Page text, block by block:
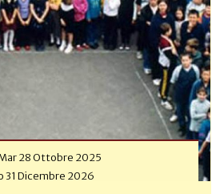
28 Ottobre 2025
31 Dicembre 2026